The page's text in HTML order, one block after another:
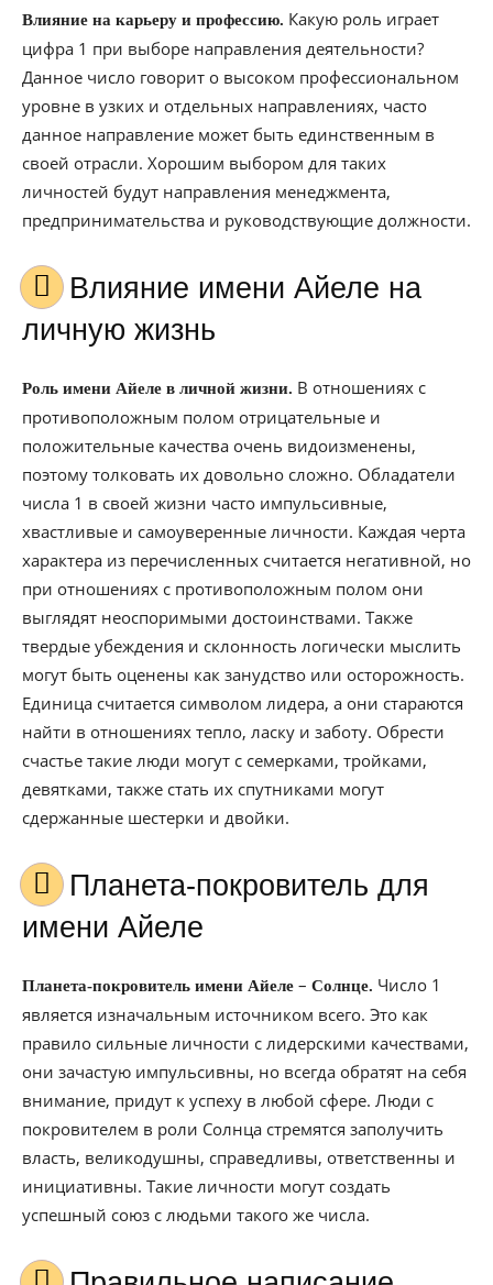
Влияние на карьеру и профессию. Какую роль играет
цифра 1 при выборе направления деятельности?
Данное число говорит о высоком профессиональном
уровне в узких и отдельных направлениях, часто
данное направление может быть единственным в
своей отрасли. Хорошим выбором для таких
личностей будут направления менеджмента,
предпринимательства и руководствующие должности.
Влияние имени Айеле на
личную жизнь
Роль имени Айеле в личной жизни. В отношениях с
противоположным полом отрицательные и
положительные качества очень видоизменены,
поэтому толковать их довольно сложно. Обладатели
числа 1 в своей жизни часто импульсивные,
хвастливые и самоуверенные личности. Каждая черта
характера из перечисленных считается негативной, но
при отношениях с противоположным полом они
выглядят неоспоримыми достоинствами. Также
твердые убеждения и склонность логически мыслить
могут быть оценены как занудство или осторожность.
Единица считается символом лидера, а они стараются
найти в отношениях тепло, ласку и заботу. Обрести
счастье такие люди могут с семерками, тройками,
девятками, также стать их спутниками могут
сдержанные шестерки и двойки.
Планета-покровитель для
имени Айеле
Планета-покровитель имени Айеле – Солнце. Число 1
является изначальным источником всего. Это как
правило сильные личности с лидерскими качествами,
они зачастую импульсивны, но всегда обратят на себя
внимание, придут к успеху в любой сфере. Люди с
покровителем в роли Солнца стремятся заполучить
власть, великодушны, справедливы, ответственны и
инициативны. Такие личности могут создать
успешный союз с людьми такого же числа.